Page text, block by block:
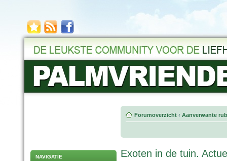
NAVIGATIE
Forumoverzicht ‹ Aanverwante
Exoten in de tuin.